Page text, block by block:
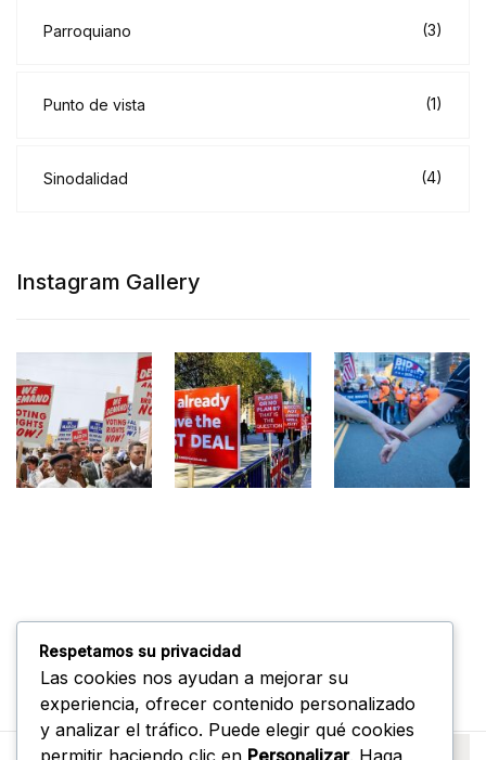
Parroquiano (3)
Punto de vista (1)
Sinodalidad (4)
Instagram Gallery
Respetamos su privacidad
Las cookies nos ayudan a mejorar su
experiencia, ofrecer contenido personalizado
y analizar el tráfico. Puede elegir qué cookies
permitir haciendo clic en Personalizar. Haga